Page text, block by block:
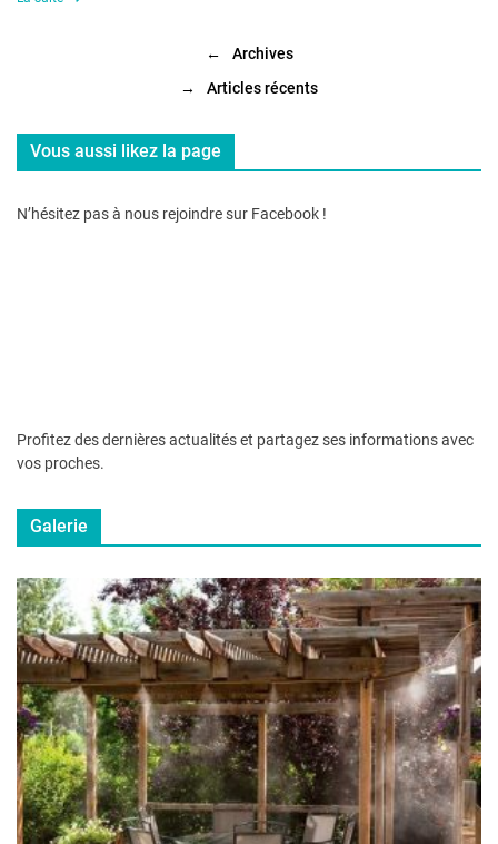
←
Archives
→
Articles récents
Vous aussi likez la page
N’hésitez pas à nous rejoindre sur Facebook !
Profitez des dernières actualités et partagez ses informations avec
vos proches.
Galerie